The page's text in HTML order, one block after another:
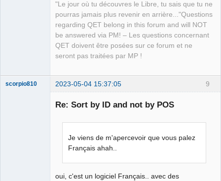
"Le jour où tu découvres le Libre, tu sais que tu ne
pourras jamais plus revenir en arrière..."Questions
regarding QET belong in this forum and will NOT
be answered via PM! – Les questions concernant
QET doivent être posées sur ce forum et ne
seront pas traitées par MP !
9
scorpio810 2023-05-04 15:37:05
Re: Sort by ID and not by POS
Je viens de m'apercevoir que vous palez
Français ahah..
oui, c'est un logiciel Français.. avec des